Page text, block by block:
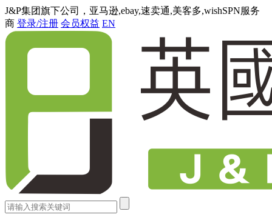
J&P集团旗下公司，亚马逊,ebay,速卖通,美客多,wishSPN服务
商 登录/注册 会员权益 EN